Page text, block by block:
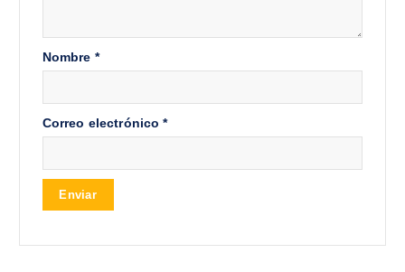
Nombre *
Correo electrónico*